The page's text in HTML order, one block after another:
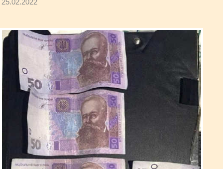
25.02.2022